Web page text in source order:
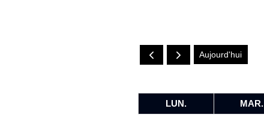
Aujourd'hui
LUN. MAR.